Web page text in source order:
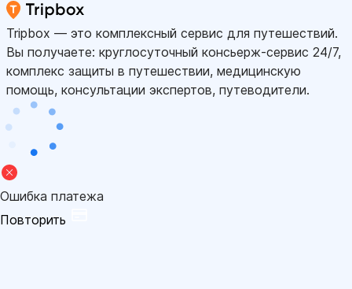
Tripbox — это комплексный сервис для путешествий.
Вы получаете: круглосуточный консьерж-сервис 24/7,
комплекс защиты в путешествии, медицинскую
помощь, консультации экспертов, путеводители.
Ошибка платежа
Повторить